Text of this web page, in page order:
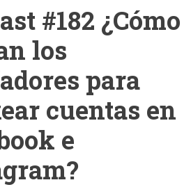
#182 ¿Cómo
los
para
cuentas en
e